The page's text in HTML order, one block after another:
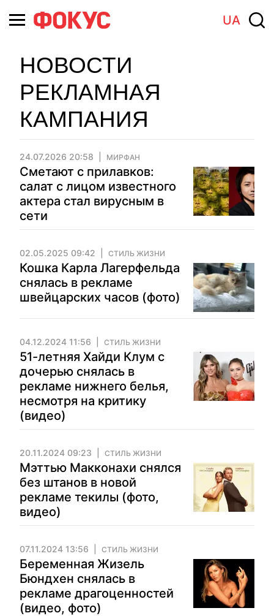
UA
НОВОСТИ
РЕКЛАМНАЯ
КАМПАНИЯ
24.07.2026 20:58 МИРФАН
Сметают с прилавков:
салат с лицом известного
актера стал вирусным в
сети
02.05.2025 09:42 СТИЛЬ ЖИЗНИ
Кошка Карла Лагерфельда
снялась в рекламе
швейцарских часов (фото)
04.12.2024 11:56 СТИЛЬ ЖИЗНИ
51-летняя Хайди Клум с
дочерью снялась в
рекламе нижнего белья,
несмотря на критику
(видео)
20.11.2024 09:23 СТИЛЬ ЖИЗНИ
Мэттью Макконахи снялся
без штанов в новой
рекламе текилы (фото,
видео)
07.11.2024 13:56 СТИЛЬ ЖИЗНИ
Беременная Жизель
Бюндхен снялась в
рекламе драгоценностей
(видео, фото)